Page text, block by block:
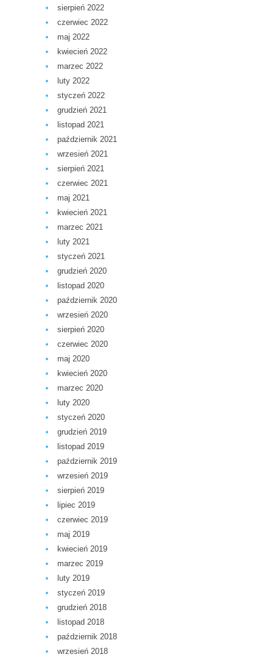
sierpień 2022
czerwiec 2022
maj 2022
kwiecień 2022
marzec 2022
luty 2022
styczeń 2022
grudzień 2021
listopad 2021
październik 2021
wrzesień 2021
sierpień 2021
czerwiec 2021
maj 2021
kwiecień 2021
marzec 2021
luty 2021
styczeń 2021
grudzień 2020
listopad 2020
październik 2020
wrzesień 2020
sierpień 2020
czerwiec 2020
maj 2020
kwiecień 2020
marzec 2020
luty 2020
styczeń 2020
grudzień 2019
listopad 2019
październik 2019
wrzesień 2019
sierpień 2019
lipiec 2019
czerwiec 2019
maj 2019
kwiecień 2019
marzec 2019
luty 2019
styczeń 2019
grudzień 2018
listopad 2018
październik 2018
wrzesień 2018